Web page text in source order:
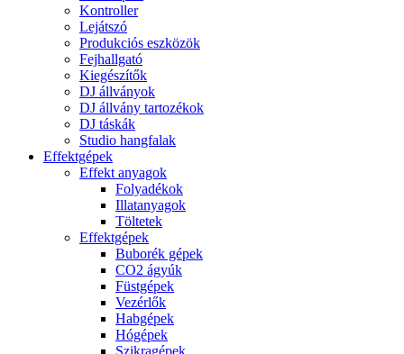
Kontroller
Lejátszó
Produkciós eszközök
Fejhallgató
Kiegészítők
DJ állványok
DJ állvány tartozékok
DJ táskák
Studio hangfalak
Effektgépek
Effekt anyagok
Folyadékok
Illatanyagok
Töltetek
Effektgépek
Buborék gépek
CO2 ágyúk
Füstgépek
Vezérlők
Habgépek
Hógépek
Szikragépek